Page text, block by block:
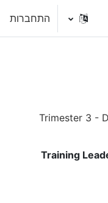
התחברות
2021 Trimester
Training